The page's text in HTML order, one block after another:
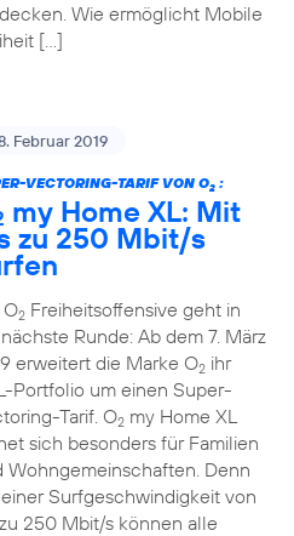
Wie ermöglicht Mobile
[…]
Februar 2019
VECTORING-TARIF VON O2:
my Home XL: Mit
zu 250 Mbit/s
2Freiheitsoffensive geht in
Runde: Ab dem 7. März
erweitert die Marke O2ihr
Portfolio um einen Super-
Tarif. O2my Home XL
sich besonders für Familien
Wohngemeinschaften. Denn
Surfgeschwindigkeit von
250 Mbit/s können alle